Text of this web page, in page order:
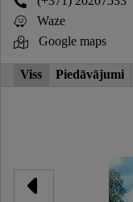
Waze
Google maps
Viss Piedāvājumi